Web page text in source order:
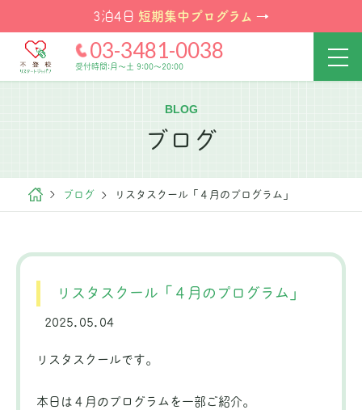
3泊4日 短期集中プログラム →
03-3481-0038
受付時間:月～土 9:00～20:00
BLOG
ブログ
ブログ リスタスクール「４月のプログラム」
リスタスクール「４月のプログラム」
2025.05.04
リスタスクールです。
本日は４月のプログラムを一部ご紹介。